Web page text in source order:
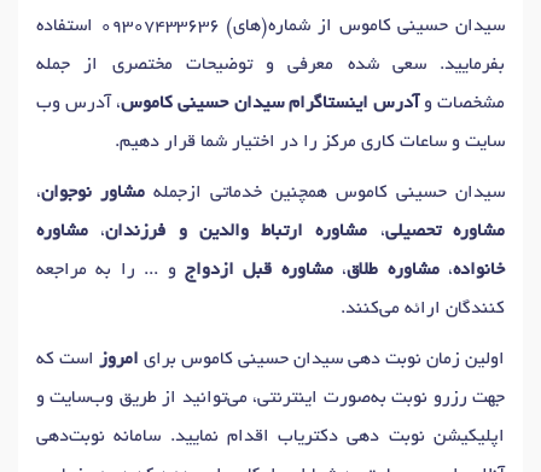
سیدان حسینی کاموس از شماره(های) 09307433636
استفاده
بفرمایید. سعی شده معرفی و توضیحات مختصری از جمله
مشخصات و آدرس اینستاگرام سیدان حسینی کاموس، آدرس وب
سایت و ساعات کاری مرکز را در اختیار شما قرار دهیم.
سیدان حسینی کاموس همچنین خدماتی ازجمله مشاور نوجوان،
مشاوره تحصیلی، مشاوره ارتباط والدین و فرزندان، مشاوره
خانواده،مشاوره طلاق،مشاوره قبل ازدواج و ... را به مراجعه
کنندگان ارائه می‌کنند.
اولین زمان نوبت دهی سیدان حسینی کاموس برای امروز است که
جهت رزرو نوبت به‌صورت اینترنتی، می‌توانید از طریق وب‌سایت و
اپلیکیشن نوبت دهی دکتریاب اقدام نمایید. سامانه نوبت‌دهی